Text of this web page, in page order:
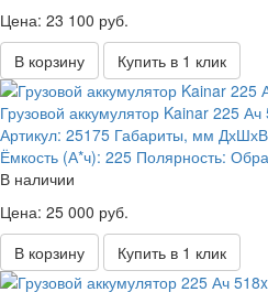
Цена: 23 100 руб.
В корзину
Купить в 1 клик
Грузовой аккумулятор Kainar 225
Артикул: 25175 Габариты, мм
Ёмкость (А*ч): 225 Полярность:
В наличии
Цена: 25 000 руб.
В корзину
Купить в 1 клик